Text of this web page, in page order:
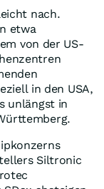
nach.
etwa
von der US-
in den USA,
unlängst in
Siltronic